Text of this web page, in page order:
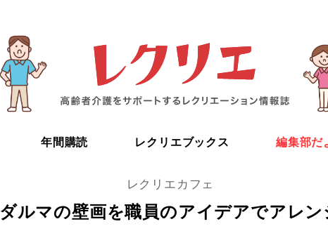
年間購読 レクリエブックス 編集部だ
レクリエカフェ
ダルマの壁画を職員のアイデアでアレン